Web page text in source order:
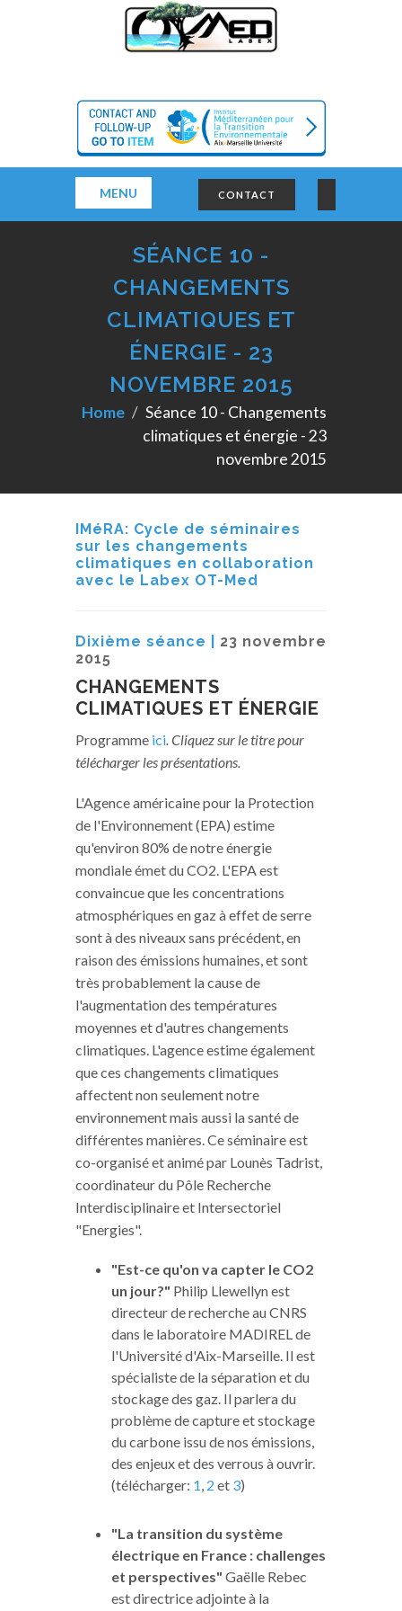
MENU CONTACT
SÉANCE 10 -
CHANGEMENTS
CLIMATIQUES ET
ÉNERGIE - 23
NOVEMBRE 2015
Home
Séance 10 - Changements
climatiques et énergie - 23
novembre 2015
IMéRA: Cycle de séminaires
sur les changements
climatiques en collaboration
avec le Labex OT-Med
Dixième séance |
23 novembre
2015
CHANGEMENTS
CLIMATIQUES ET ÉNERGIE
Programme ici. Cliquez sur le titre pour
télécharger les présentations.
L'Agence américaine pour la Protection
de l'Environnement (EPA) estime
qu'environ 80% de notre énergie
mondiale émet du CO2. L'EPA est
convaincue que les concentrations
atmosphériques en gaz à effet de serre
sont à des niveaux sans précédent, en
raison des émissions humaines, et sont
très probablement la cause de
l'augmentation des températures
moyennes et d'autres changements
climatiques. L'agence estime également
que ces changements climatiques
affectent non seulement notre
environnement mais aussi la santé de
différentes manières. Ce séminaire est
co-organisé et animé par Lounès Tadrist,
coordinateur du Pôle Recherche
Interdisciplinaire et Intersectoriel
"Energies".
"Est-ce qu'on va capter le CO2
un jour?" Philip Llewellyn est
directeur de recherche au CNRS
dans le laboratoire MADIREL de
l'Université d'Aix-Marseille. Il est
spécialiste de la séparation et du
stockage des gaz. Il parlera du
problème de capture et stockage
du carbone issu de nos émissions,
des enjeux et des verrous à ouvrir.
(télécharger: 1, 2 et 3)
"La transition du système
électrique en France : challenges
et perspectives" Gaëlle Rebec
est directrice adjointe à la